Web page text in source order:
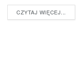
CZYTAJ WIĘCEJ...